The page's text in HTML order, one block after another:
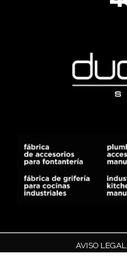
AVISO LEGAL